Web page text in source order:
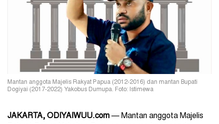
Mantan anggota Majelis Rakyat Papua (2012-2016) dan mantan Bupati
Dogiyai (2017-2022) Yakobus Dumupa. Foto: Istimewa
JAKARTA, ODIYAIWUU.com — Mantan anggota Majelis